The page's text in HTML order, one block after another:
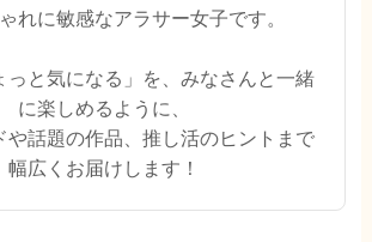
れに敏感なアラサー女子です。
っと気になる」を、みなさんと一緒
に楽しめるように、
や話題の作品、推し活のヒントまで
幅広くお届けします！